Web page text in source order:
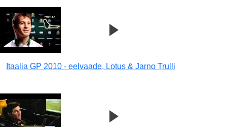
Itaalia GP 2010 - eelvaade, Lotus & Jarno Trulli